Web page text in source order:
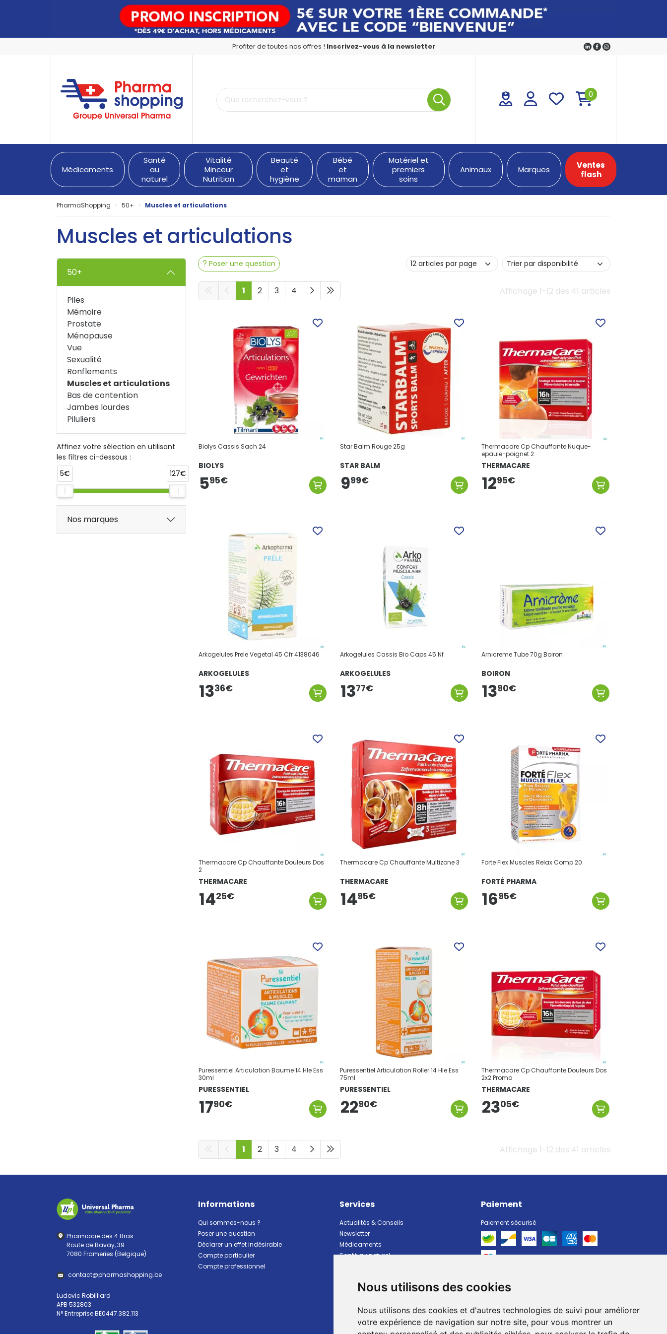
Nous utilisons des cookies
Nous utilisons des cookies et d'autres technologies de suivi pour améliorer
votre expérience de navigation sur notre site, pour vous montrer un
Profiter de toutes nos offres ! Inscrivez-vous à la newsletter
PharmaShopping Votre pharmacie en ligne à votre service
0
Médicaments
Santé
au
naturel
Vitalité
Minceur
Nutrition
Beauté
et
hygiène
Bébé
et
maman
Matériel et
premiers
soins
Animaux Marques
Ventes
flash
PharmaShopping 50+ Muscles et articulations
Muscles et articulations
Poser une question
Affichage 1-12 des 41 articles
1 2 3 4
Biolys Cassis Sach 24
BIOLYS
595€
Star Balm Rouge 25g
STAR BALM
999€
Thermacare Cp Chauffante Nuque-
epaule-poignet 2
THERMACARE
1295€
Arkogelules Prele Vegetal 45 Cfr 4138046
ARKOGELULES
1336€
Arkogelules Cassis Bio Caps 45 Nf
ARKOGELULES
1377€
Arnicreme Tube 70g Boiron
BOIRON
1390€
Thermacare Cp Chauffante Douleurs Dos
2
THERMACARE
1425€
Thermacare Cp Chauffante Multizone 3
THERMACARE
1495€
Forte Flex Muscles Relax Comp 20
FORTÉ PHARMA
1695€
Puressentiel Articulation Baume 14 Hle Ess
30ml
PURESSENTIEL
1790€
Puressentiel Articulation Roller 14 Hle Ess
75ml
PURESSENTIEL
2290€
Thermacare Cp Chauffante Douleurs Dos
2x2 Promo
THERMACARE
2305€
Affichage 1-12 des 41 articles
1 2 3 4
50+
Piles
Mémoire
Prostate
Ménopause
Vue
Sexualité
Ronflements
Muscles et articulations
Bas de contention
Jambes lourdes
Piluliers
Affinez votre sélection en utilisant
les filtres ci-dessous :
5€
127€
Nos marques
Pharmacie des 4 Bras
Route de Bavay, 39
7080 Frameries (Belgique)
contact@pharmashopping.be
Ludovic Robilliard
APB 532803
N° Entreprise BE0447.382.113
Informations
Qui sommes-nous ?
Poser une question
Déclarer un effet indésirable
Compte particulier
Compte professionnel
Services
Actualités & Conseils
Newsletter
Médicaments
Santé au naturel
Bébé et maman
Animaux
Marques
Ventes flash
Paiement
Paiement sécurisé
Livraison
Livraison dans un Point Relais